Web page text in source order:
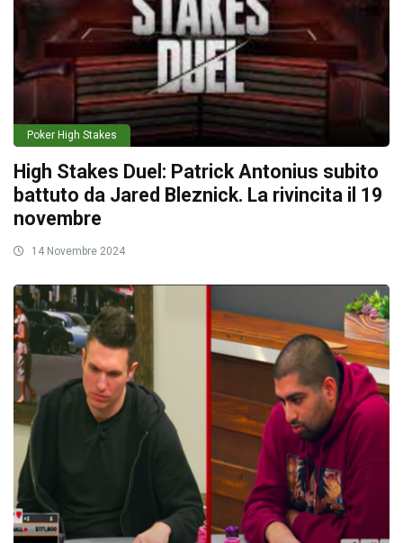
Poker High Stakes
High Stakes Duel: Patrick Antonius subito
battuto da Jared Bleznick. La rivincita il 19
novembre
14 Novembre 2024